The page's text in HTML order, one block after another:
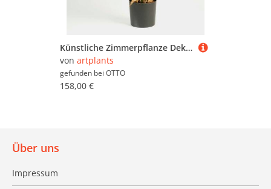
Künstliche Zimmerpflanze Deko Smaragd Zamioculcas AKONO, 201 Blätter, 90cm - Kleiner Dekobaum Zamioculcas, artplants, Höhe 100.0 cm
von artplants
gefunden bei OTTO
158,00 €
Über uns
Impressum